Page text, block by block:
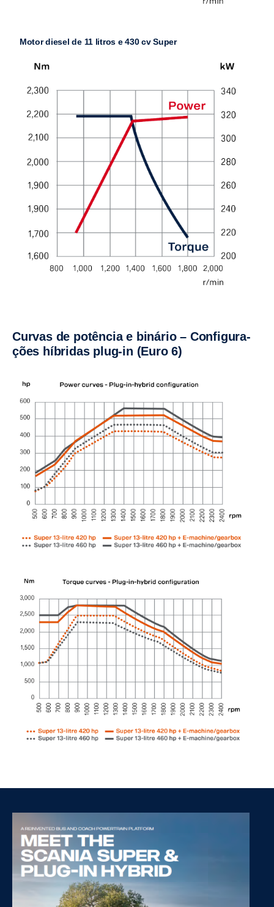
Motor diesel de 11 litros e 430 cv Super
Curvas de potência e binário – Confi­gu­ra­
ções híbridas plug-in (Euro 6)